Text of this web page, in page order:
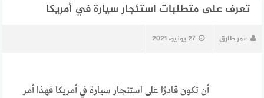
تعرف على متطلبات استئجار سيارة في أمريكا
عمر طارق 27 يونيو، 2021
أن تكون قادرًا على استئجار سيارة في أمريكا فهذا أمر